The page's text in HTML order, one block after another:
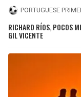
PORTUGUESE
RICHARD RÍOS, POCOS
GIL VICENTE